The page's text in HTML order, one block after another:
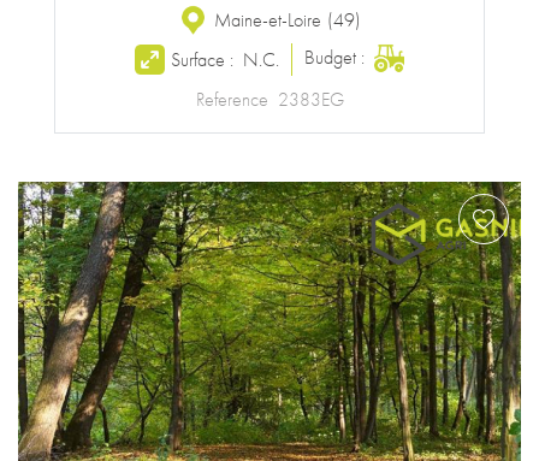
Maine-et-Loire (49)
Surface : N.C.
Budget :
Reference 2383EG